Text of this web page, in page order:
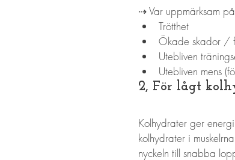
⇢ Var uppmärksam
Trötthet
Ökade skador /
Utebliven
Utebliven mens
2, För lågt
Kolhydrater ger
kolhydrater i
nyckeln till snabba